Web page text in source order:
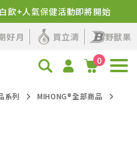
飲+人氣保健活動即將開始
好月 買立清
野獸果
0
系列
MIHONG®全部商品